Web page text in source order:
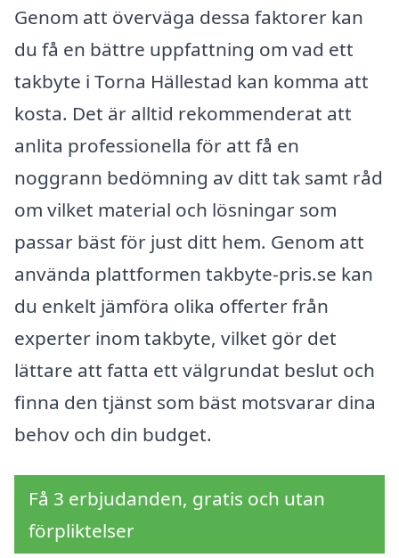
Genom att överväga dessa faktorer kan
du få en bättre uppfattning om vad ett
takbyte i Torna Hällestad kan komma att
kosta. Det är alltid rekommenderat att
anlita professionella för att få en
noggrann bedömning av ditt tak samt råd
om vilket material och lösningar som
passar bäst för just ditt hem. Genom att
använda plattformen takbyte-pris.se kan
du enkelt jämföra olika offerter från
experter inom takbyte, vilket gör det
lättare att fatta ett välgrundat beslut och
finna den tjänst som bäst motsvarar dina
behov och din budget.
Få 3 erbjudanden, gratis och utan
förpliktelser